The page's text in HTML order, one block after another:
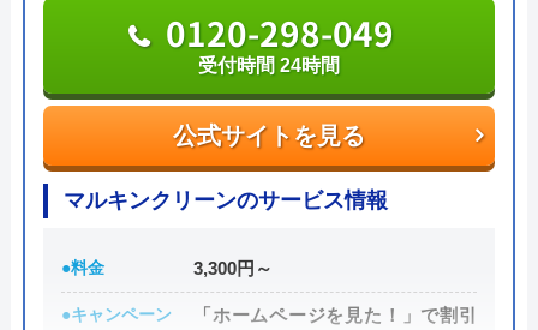
た場合には、スタッフから渡されている名刺の裏に
書かれている番号に電話すれば、各エリアの担当が
対応してくれます。見積もり無料で、キャンセル料
も不要です。施工前に必ず修理内容と費用を提示
し、施主が納得した上で修理を行います。
0120-707-053
受付時間 24時間
公式サイトを見る
0120-298-049
受付時間 24時間
マルキンクリーンのサービス情報
●料金 3,300円～
●キャンペーン
「ホームページを見た！」で割引